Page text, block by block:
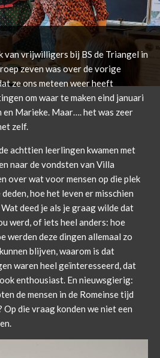
van vrijwilligers bij BS de Triangel in
zeven was over de vorige
ze ons meteen weer heeft
om waar te maken eind januari
Marieke. Maar…. het was zeer
zelf.
achttien leerlingen kwamen met
naar de vondsten van Villa
over wat voor mensen op die plek
hoe het leven er misschien
deed je als je graag wilde dat
werd, of iets heel anders: hoe
werden deze dingen allemaal zo
blijven, waarom is dat
waren heel geïnteresseerd, dat
enthousiast. En nieuwsgierig:
de mensen in de Romeinse tijd
Op die vraag konden we niet een